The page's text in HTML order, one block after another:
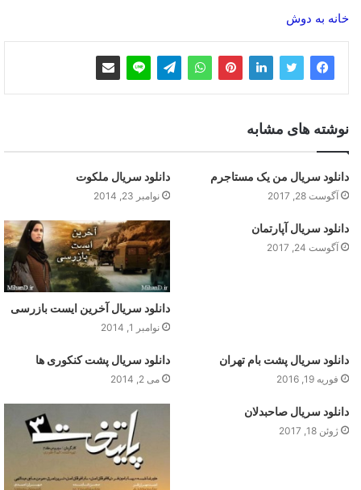
خانه به دوش
نوشته های مشابه
دانلود سریال من یک مستاجرم
آگوست 28, 2017
دانلود سریال ملکوت
نوامبر 23, 2014
دانلود سریال آپارتمان
آگوست 24, 2017
دانلود سریال آخرین ایست بازرسی
نوامبر 1, 2014
دانلود سریال پشت بام تهران
فوریه 19, 2016
دانلود سریال پشت کنکوری ها
می 2, 2014
دانلود سریال صاحبدلان
ژوئن 18, 2017